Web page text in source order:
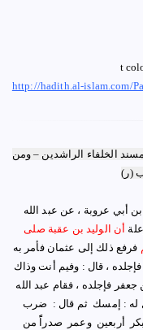
t
http://hadith.al-islam.com/
الخلفاء الراشدين – ومن
(ر)
بن أبي عروبة ‏‏، عن ‏عبد الله
‏أن ‏الوليد بن عقبة ‏صلى
فرفع ذلك إلى ‏عثمان ‏فأمر به
، قال : وفيم أنت وذاك
‏فإجلده ، فقام ‏‏عبد الله
له :‏ ‏إمسك ‏ ‏ثم قال : ‏ ‏ضرب
‏أربعين ‏ ‏وعمر ‏ ‏صدراًً من